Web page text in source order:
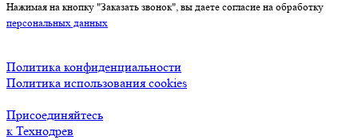
Нажимая на кнопку "Заказать звонок", вы даете согласие на обработку
персональных данных
Политика конфиденциальности
Политика использования cookies
Присоединяйтесь
к Технодрев